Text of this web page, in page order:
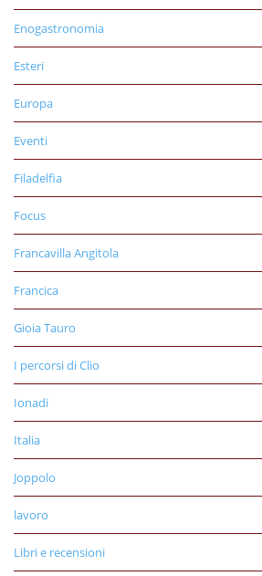
Enogastronomia
Esteri
Europa
Eventi
Filadelfia
Focus
Francavilla Angitola
Francica
Gioia Tauro
I percorsi di Clio
Ionadi
Italia
Joppolo
lavoro
Libri e recensioni